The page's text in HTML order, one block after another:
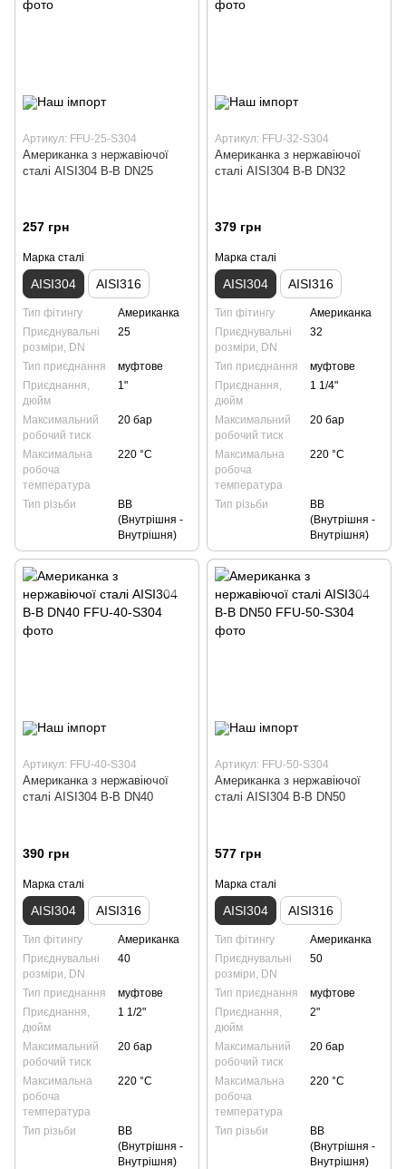
Артикул: FFU-25-S304
Американка з нержавіючої
сталі AISI304 В-В DN25
257 грн
Марка сталі
AISI304 AISI316
Тип фітингу
Американка
Приєднувальні
розміри, DN
25
Тип приєднання
муфтове
Приєднання,
дюйм
1"
Максимальний
робочий тиск
20 бар
Максимальна
робоча
температура
220 °С
Тип різьби
ВВ
(Внутрішня -
Внутрішня)
Артикул: FFU-32-S304
Американка з нержавіючої
сталі AISI304 В-В DN32
379 грн
Марка сталі
AISI304 AISI316
Тип фітингу
Американка
Приєднувальні
розміри, DN
32
Тип приєднання
муфтове
Приєднання,
дюйм
1 1/4"
Максимальний
робочий тиск
20 бар
Максимальна
робоча
температура
220 °С
Тип різьби
ВВ
(Внутрішня -
Внутрішня)
Артикул: FFU-40-S304
Американка з нержавіючої
сталі AISI304 В-В DN40
390 грн
Марка сталі
AISI304 AISI316
Тип фітингу
Американка
Приєднувальні
розміри, DN
40
Тип приєднання
муфтове
Приєднання,
дюйм
1 1/2"
Максимальний
робочий тиск
20 бар
Максимальна
робоча
температура
220 °С
Тип різьби
ВВ
(Внутрішня -
Внутрішня)
Артикул: FFU-50-S304
Американка з нержавіючої
сталі AISI304 В-В DN50
577 грн
Марка сталі
AISI304 AISI316
Тип фітингу
Американка
Приєднувальні
розміри, DN
50
Тип приєднання
муфтове
Приєднання,
дюйм
2"
Максимальний
робочий тиск
20 бар
Максимальна
робоча
температура
220 °С
Тип різьби
ВВ
(Внутрішня -
Внутрішня)